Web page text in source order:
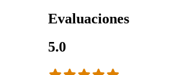
Evaluaciones
5.0